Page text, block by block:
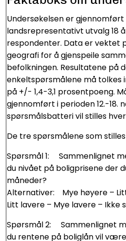
Undersøkelsen er gjennomført
landsrepresentativt utvalg 18
respondenter. Data er vektet
geografi for å gjenspeile
befolkningen. Resultatene på
enkeltspørsmålene må tolkes
på +/- 1,4-3,1 prosentpoeng.
gjennomført i perioden 12.-18.
spørsmålsbatteri vil stilles
De tre spørsmålene som
Spørsmål 1: Sammenlignet
du nivået på boligprisene der
måneder?
Alternativer: Mye høyere –
Litt lavere – Mye lavere – Ikke
Spørsmål 2: Sammenlignet
du rentene på boliglån vil